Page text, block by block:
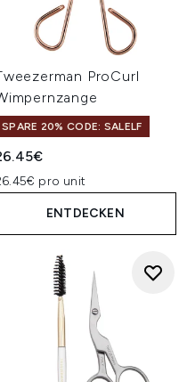
ProCurl
SPARE 20% CODE: SALELF
pro unit
ENTDECKEN